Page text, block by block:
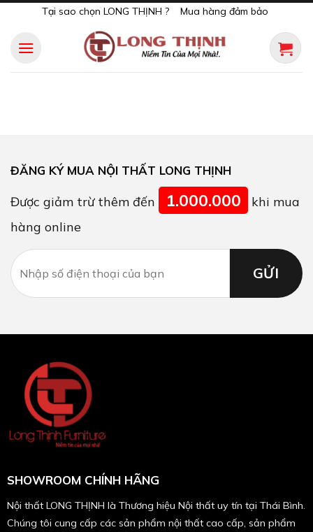
content
Tại sao chọn LONG THỊNH ? Mua hàng đảm bảo
ĐĂNG KÝ MUA NỘI THẤT LONG THỊNH
Được giảm trừ thêm đến 1.000.000
khi mua
hàng online
SHOWROOM CHÍNH HÃNG
Nội thất LONG THỊNH là Thương hiệu Nội thất uy tín tại Thái Bình.
Chúng tôi cung cấp các sản phẩm nội thất cao cấp, sản phẩm